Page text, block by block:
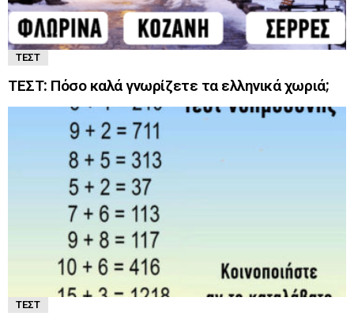
ΤΕΣΤ
ΤΕΣΤ: Πόσο καλά γνωρίζετε τα ελληνικά χωριά;
ΤΕΣΤ